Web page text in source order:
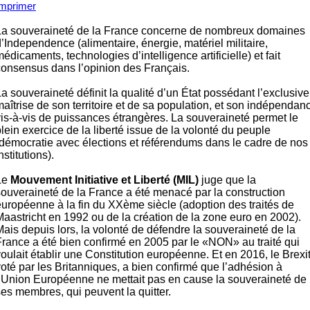
souveraineté de la France concerne de nombreux domaines
(alimentaire, énergie, matériel militaire,
technologies d’intelligence artificielle) et fait
dans l’opinion des Français.
souveraineté définit la qualité d’un État possédant l’exclusive
de son territoire et de sa population, et son
à-vis de puissances étrangères. La souveraineté permet le
exercice de la liberté issue de la volonté du peuple
avec élections et référendums dans le cadre de nos
Mouvement Initiative et Liberté (MIL) juge que la
de la France a été menacé par la construction
à la fin du XXème siècle (adoption des traités de
en 1992 ou de la création de la zone euro en 2002).
depuis lors, la volonté de défendre la souveraineté de la
a été bien confirmé en 2005 par le «NON» au traité qui
établir une Constitution européenne. Et en 2016, le
par les Britanniques, a bien confirmé que l’adhésion à
Européenne ne mettait pas en cause la souveraineté de
membres, qui peuvent la quitter.